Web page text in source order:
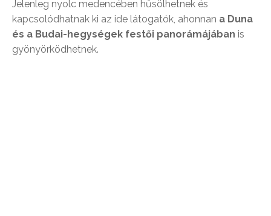
Jelenleg nyolc medencében hűsölhetnek és
kapcsolódhatnak ki az ide látogatók, ahonnan a Duna
és a Budai-hegységek festői panorámájában is
gyönyörködhetnek.